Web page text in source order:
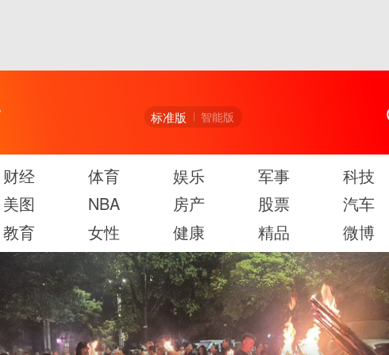
标准版 智能版
财经 体育 娱乐 军事 科技
美图 NBA 房产 股票 汽车
教育 女性 健康 精品 微博